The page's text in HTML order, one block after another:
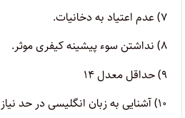
۷) عدم اعتیاد به دخانیات.
۸) نداشتن سوء پیشینه کیفری موثر.
۹) حداقل معدل ۱۴
۱۰) آشنایی به زبان انگلیسی در حد نیاز